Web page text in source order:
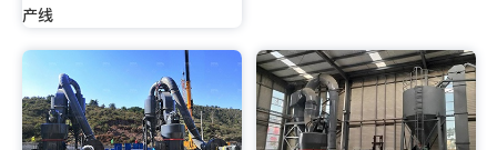
产线